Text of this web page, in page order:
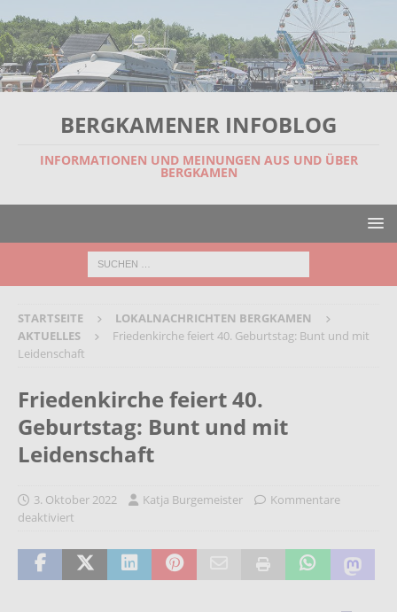
BERGKAMENER INFOBLOG
INFORMATIONEN UND MEINUNGEN AUS UND ÜBER
BERGKAMEN
STARTSEITE
LOKALNACHRICHTEN BERGKAMEN
AKTUELLES
Friedenkirche feiert 40. Geburtstag: Bunt und mit
Leidenschaft
Friedenkirche feiert 40.
Geburtstag: Bunt und mit
Leidenschaft
3. Oktober 2022 Katja Burgemeister
Kommentare
deaktiviert